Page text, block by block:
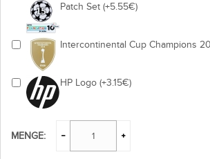
Patch Set (+5.55€)
Intercontinental Cup Champions
HP Logo (+3.15€)
MENGE: